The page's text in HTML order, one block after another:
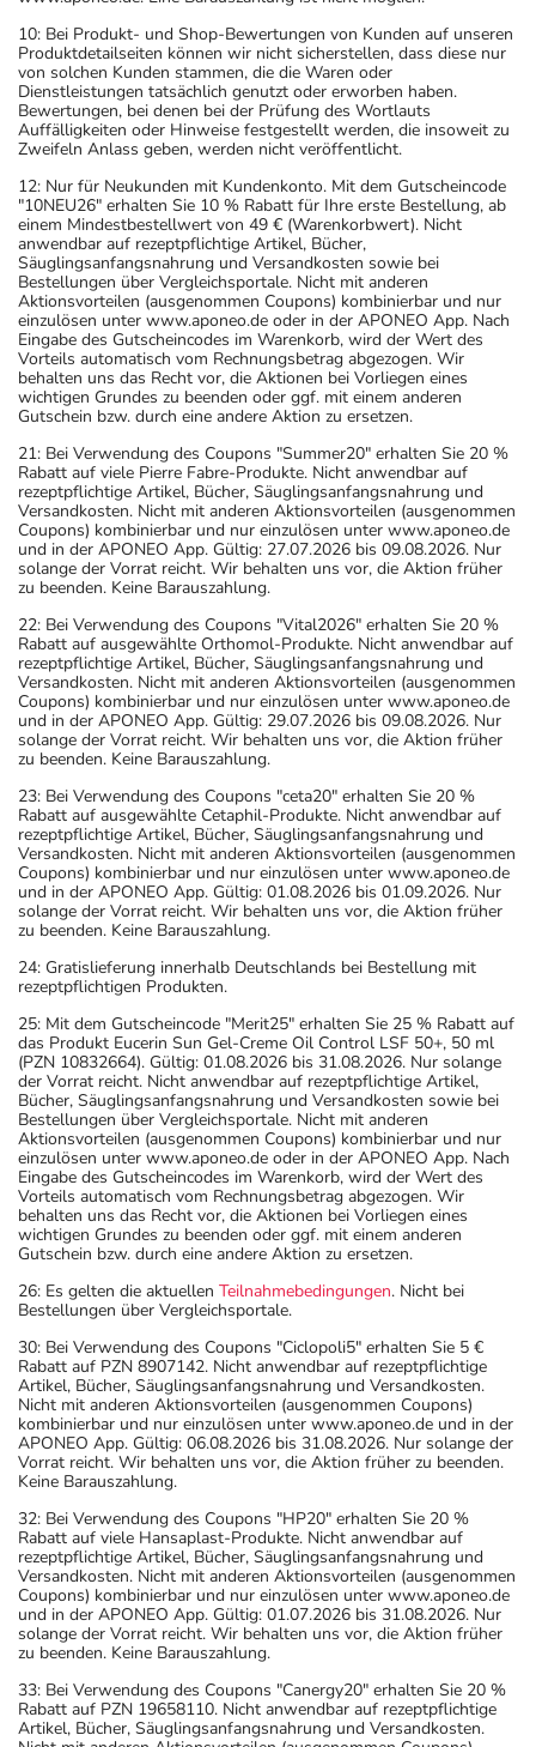
10: Bei Produkt- und Shop-Bewertungen von Kunden auf unseren
Produktdetailseiten können wir nicht sicherstellen, dass diese nur
von solchen Kunden stammen, die die Waren oder
Dienstleistungen tatsächlich genutzt oder erworben haben.
Bewertungen, bei denen bei der Prüfung des Wortlauts
Auffälligkeiten oder Hinweise festgestellt werden, die insoweit zu
Zweifeln Anlass geben, werden nicht veröffentlicht.
12: Nur für Neukunden mit Kundenkonto. Mit dem Gutscheincode
"10NEU26" erhalten Sie 10 % Rabatt für Ihre erste Bestellung, ab
einem Mindestbestellwert von 49 € (Warenkorbwert). Nicht
anwendbar auf rezeptpflichtige Artikel, Bücher,
Säuglingsanfangsnahrung und Versandkosten sowie bei
Bestellungen über Vergleichsportale. Nicht mit anderen
Aktionsvorteilen (ausgenommen Coupons) kombinierbar und nur
einzulösen unter www.aponeo.de oder in der APONEO App. Nach
Eingabe des Gutscheincodes im Warenkorb, wird der Wert des
Vorteils automatisch vom Rechnungsbetrag abgezogen. Wir
behalten uns das Recht vor, die Aktionen bei Vorliegen eines
wichtigen Grundes zu beenden oder ggf. mit einem anderen
Gutschein bzw. durch eine andere Aktion zu ersetzen.
21: Bei Verwendung des Coupons "Summer20" erhalten Sie 20 %
Rabatt auf viele Pierre Fabre-Produkte. Nicht anwendbar auf
rezeptpflichtige Artikel, Bücher, Säuglingsanfangsnahrung und
Versandkosten. Nicht mit anderen Aktionsvorteilen (ausgenommen
Coupons) kombinierbar und nur einzulösen unter www.aponeo.de
und in der APONEO App. Gültig: 27.07.2026 bis 09.08.2026. Nur
solange der Vorrat reicht. Wir behalten uns vor, die Aktion früher
zu beenden. Keine Barauszahlung.
22: Bei Verwendung des Coupons "Vital2026" erhalten Sie 20 %
Rabatt auf ausgewählte Orthomol-Produkte. Nicht anwendbar auf
rezeptpflichtige Artikel, Bücher, Säuglingsanfangsnahrung und
Versandkosten. Nicht mit anderen Aktionsvorteilen (ausgenommen
Coupons) kombinierbar und nur einzulösen unter www.aponeo.de
und in der APONEO App. Gültig: 29.07.2026 bis 09.08.2026. Nur
solange der Vorrat reicht. Wir behalten uns vor, die Aktion früher
zu beenden. Keine Barauszahlung.
23: Bei Verwendung des Coupons "ceta20" erhalten Sie 20 %
Rabatt auf ausgewählte Cetaphil-Produkte. Nicht anwendbar auf
rezeptpflichtige Artikel, Bücher, Säuglingsanfangsnahrung und
Versandkosten. Nicht mit anderen Aktionsvorteilen (ausgenommen
Coupons) kombinierbar und nur einzulösen unter www.aponeo.de
und in der APONEO App. Gültig: 01.08.2026 bis 01.09.2026. Nur
solange der Vorrat reicht. Wir behalten uns vor, die Aktion früher
zu beenden. Keine Barauszahlung.
24: Gratislieferung innerhalb Deutschlands bei Bestellung mit
rezeptpflichtigen Produkten.
25: Mit dem Gutscheincode "Merit25" erhalten Sie 25 % Rabatt auf
das Produkt Eucerin Sun Gel-Creme Oil Control LSF 50+, 50 ml
(PZN 10832664). Gültig: 01.08.2026 bis 31.08.2026. Nur solange
der Vorrat reicht. Nicht anwendbar auf rezeptpflichtige Artikel,
Bücher, Säuglingsanfangsnahrung und Versandkosten sowie bei
Bestellungen über Vergleichsportale. Nicht mit anderen
Aktionsvorteilen (ausgenommen Coupons) kombinierbar und nur
einzulösen unter www.aponeo.de oder in der APONEO App. Nach
Eingabe des Gutscheincodes im Warenkorb, wird der Wert des
Vorteils automatisch vom Rechnungsbetrag abgezogen. Wir
behalten uns das Recht vor, die Aktionen bei Vorliegen eines
wichtigen Grundes zu beenden oder ggf. mit einem anderen
Gutschein bzw. durch eine andere Aktion zu ersetzen.
26: Es gelten die aktuellen Teilnahmebedingungen. Nicht bei
Bestellungen über Vergleichsportale.
30: Bei Verwendung des Coupons "Ciclopoli5" erhalten Sie 5 €
Rabatt auf PZN 8907142. Nicht anwendbar auf rezeptpflichtige
Artikel, Bücher, Säuglingsanfangsnahrung und Versandkosten.
Nicht mit anderen Aktionsvorteilen (ausgenommen Coupons)
kombinierbar und nur einzulösen unter www.aponeo.de und in der
APONEO App. Gültig: 06.08.2026 bis 31.08.2026. Nur solange der
Vorrat reicht. Wir behalten uns vor, die Aktion früher zu beenden.
Keine Barauszahlung.
32: Bei Verwendung des Coupons "HP20" erhalten Sie 20 %
Rabatt auf viele Hansaplast-Produkte. Nicht anwendbar auf
rezeptpflichtige Artikel, Bücher, Säuglingsanfangsnahrung und
Versandkosten. Nicht mit anderen Aktionsvorteilen (ausgenommen
Coupons) kombinierbar und nur einzulösen unter www.aponeo.de
und in der APONEO App. Gültig: 01.07.2026 bis 31.08.2026. Nur
solange der Vorrat reicht. Wir behalten uns vor, die Aktion früher
zu beenden. Keine Barauszahlung.
33: Bei Verwendung des Coupons "Canergy20" erhalten Sie 20 %
Rabatt auf PZN 19658110. Nicht anwendbar auf rezeptpflichtige
Artikel, Bücher, Säuglingsanfangsnahrung und Versandkosten.